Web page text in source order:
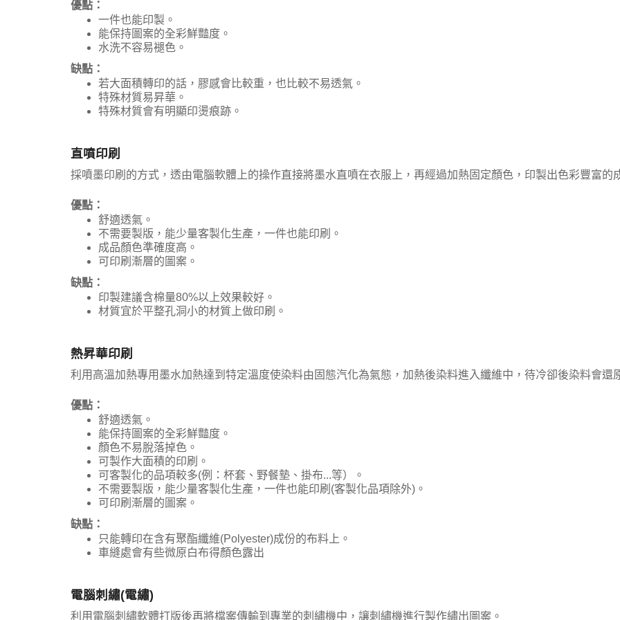
優點：
一件也能印製。
能保持圖案的全彩鮮豔度。
水洗不容易褪色。
缺點：
若大面積轉印的話，膠感會比較重，也比較不易透氣。
特殊材質易昇華。
特殊材質會有明顯印燙痕跡。
直噴印刷
採噴墨印刷的方式，透由電腦軟體上的操作直接將墨水直噴在衣服上，再經過加熱固定顏色，印製出色彩豐富的
優點：
舒適透氣。
不需要製版，能少量客製化生產，一件也能印刷。
成品顏色準確度高。
可印刷漸層的圖案。
缺點：
印製建議含棉量80%以上效果較好。
材質宜於平整孔洞小的材質上做印刷。
熱昇華印刷
利用高溫加熱專用墨水加熱達到特定溫度使染料由固態汽化為氣態，加熱後染料進入纖維中，待冷卻後染料會還
優點：
舒適透氣。
能保持圖案的全彩鮮豔度。
顏色不易脫落掉色。
可製作大面積的印刷。
可客製化的品項較多(例：杯套、野餐墊、掛布...等）。
不需要製版，能少量客製化生產，一件也能印刷(客製化品項除外)。
可印刷漸層的圖案。
缺點：
只能轉印在含有聚酯纖維(Polyester)成份的布料上。
車縫處會有些微原白布得顏色露出
電腦刺繡(電繡)
利用電腦刺繡軟體打版後再將檔案傳輸到專業的刺繡機中，讓刺繡機進行製作繡出圖案。